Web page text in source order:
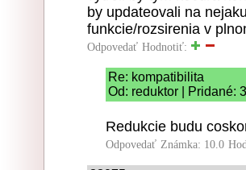
by updateovali na
funkcie/rozsirenia v
Odpovedať Hodnotiť:
Re: kompatibilita
Od: reduktor | Pridané:
Redukcie budu
Odpovedať Známka: 10.0